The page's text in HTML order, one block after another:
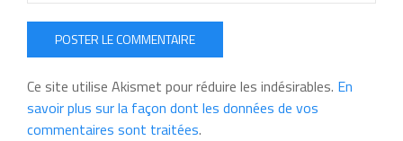
POSTER LE COMMENTAIRE
Ce site utilise Akismet pour réduire les indésirables. En
savoir plus sur la façon dont les données de vos
commentaires sont traitées.